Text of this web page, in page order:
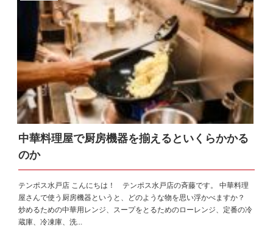
中華料理屋で厨房機器を揃えるといくらかかる
のか
テンポス水戸店 こんにちは！ テンポス水戸店の斉藤です。 中華料理
屋さんで使う厨房機器というと、どのような物を思い浮かべますか？
炒めるための中華用レンジ、スープをとるためのローレンジ、定番の冷
蔵庫、冷凍庫、洗...